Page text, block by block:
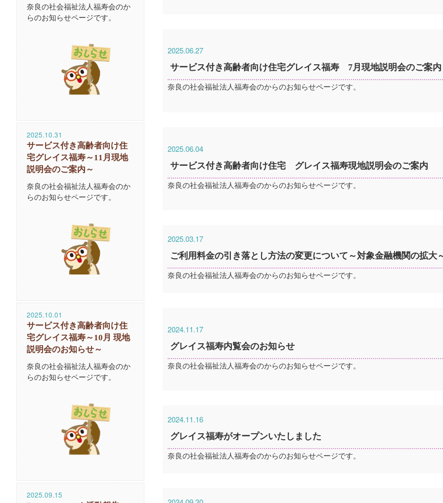
2025.06.27
サービス付き高齢者向け住宅グレイス福寿 7月現地説明会のご案内
奈良の社会福祉法人福寿会のからのお知らせページです。
2025.06.04
サービス付き高齢者向け住宅 グレイス福寿現地説明会のご案内
奈良の社会福祉法人福寿会のからのお知らせページです。
2025.03.17
ご利用料金の引き落とし方法の変更について～対象金融機関の拡大
奈良の社会福祉法人福寿会のからのお知らせページです。
2024.11.17
グレイス福寿内覧会のお知らせ
奈良の社会福祉法人福寿会のからのお知らせページです。
2024.11.16
グレイス福寿がオープンいたしました
奈良の社会福祉法人福寿会のからのお知らせページです。
奈良の社会福祉法人福寿会のか
らのお知らせページです。
2025.10.31
サービス付き高齢者向け住
宅グレイス福寿～11月現地
説明会のご案内～
奈良の社会福祉法人福寿会のか
らのお知らせページです。
2025.10.01
サービス付き高齢者向け住
宅グレイス福寿～10月 現地
説明会のお知らせ～
奈良の社会福祉法人福寿会のか
らのお知らせページです。
2025.09.15